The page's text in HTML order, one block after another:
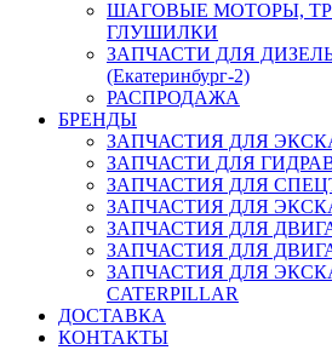
ШАГОВЫЕ МОТОРЫ,
ГЛУШИЛКИ
ЗАПЧАСТИ ДЛЯ
(Екатеринбург-2)
РАСПРОДАЖА
БРЕНДЫ
ЗАПЧАСТИЯ ДЛЯ
ЗАПЧАСТИ ДЛЯ
ЗАПЧАСТИЯ ДЛЯ
ЗАПЧАСТИЯ ДЛЯ
ЗАПЧАСТИЯ ДЛЯ
ЗАПЧАСТИЯ ДЛЯ
ЗАПЧАСТИЯ ДЛЯ
CATERPILLAR
ДОСТАВКА
КОНТАКТЫ